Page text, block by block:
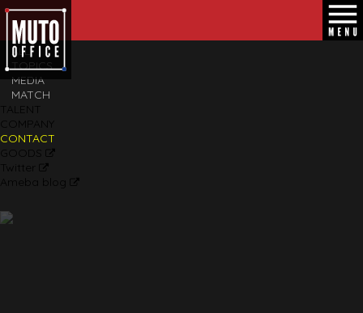
CLOSE
TOP
NEWS
ALL
TOPICS
MEDIA
MATCH
TALENT
COMPANY
CONTACT
Twitter
Ameba blog